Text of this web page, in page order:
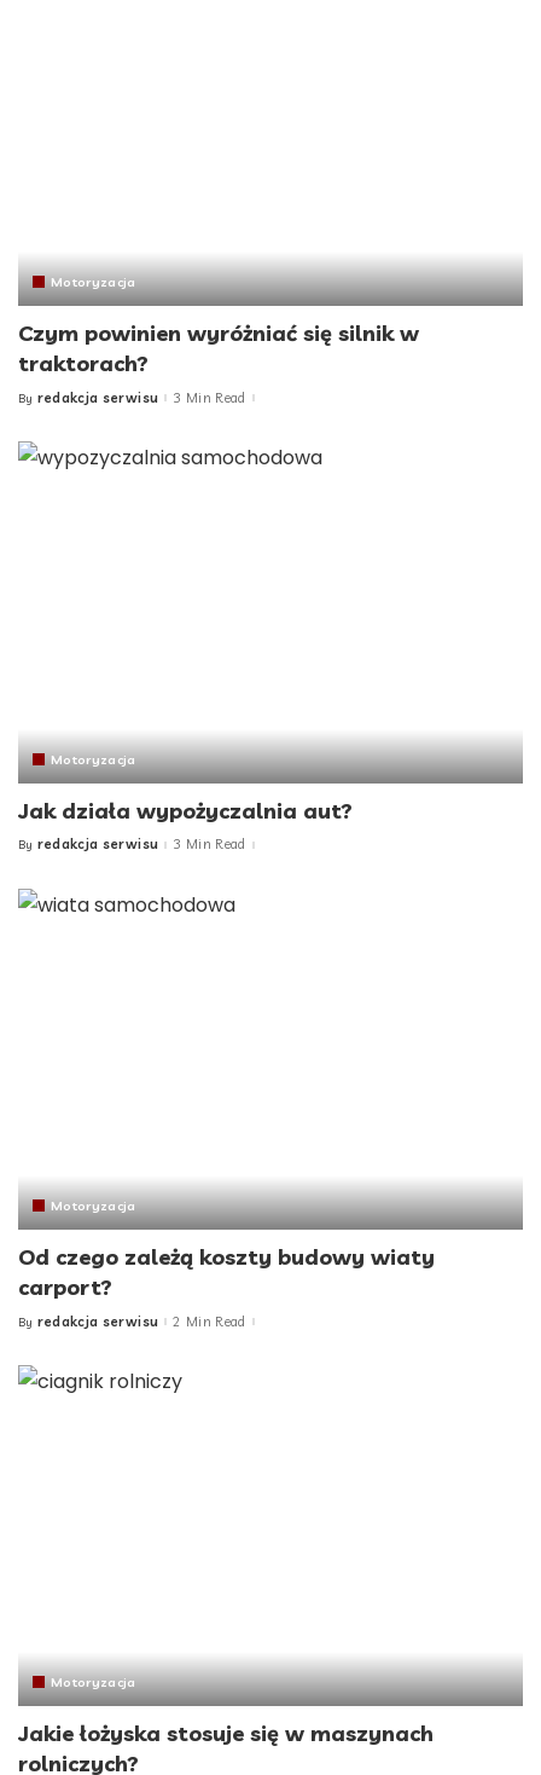
Motoryzacja
Czym powinien wyróżniać się silnik w
traktorach?
Posted
By redakcja serwisu 3 Min Read
Motoryzacja
Jak działa wypożyczalnia aut?
Posted
By redakcja serwisu 3 Min Read
Motoryzacja
Od czego zależą koszty budowy wiaty
carport?
Posted
By redakcja serwisu 2 Min Read
Motoryzacja
Jakie łożyska stosuje się w maszynach
rolniczych?